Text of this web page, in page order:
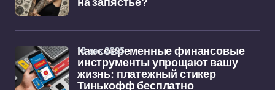
на запястье?
Как современные финансовые
инструменты упрощают вашу
жизнь: платежный стикер
Тинькофф бесплатно
18 дек 2025